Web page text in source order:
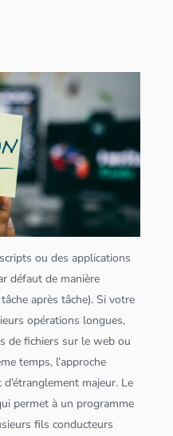
ou desapplications
défaut de manière
après tâche). Si votre
opérations longues,
de fichiers sur le web ou
temps, l’approche
majeur. Le
permet à un programme
fils conducteurs